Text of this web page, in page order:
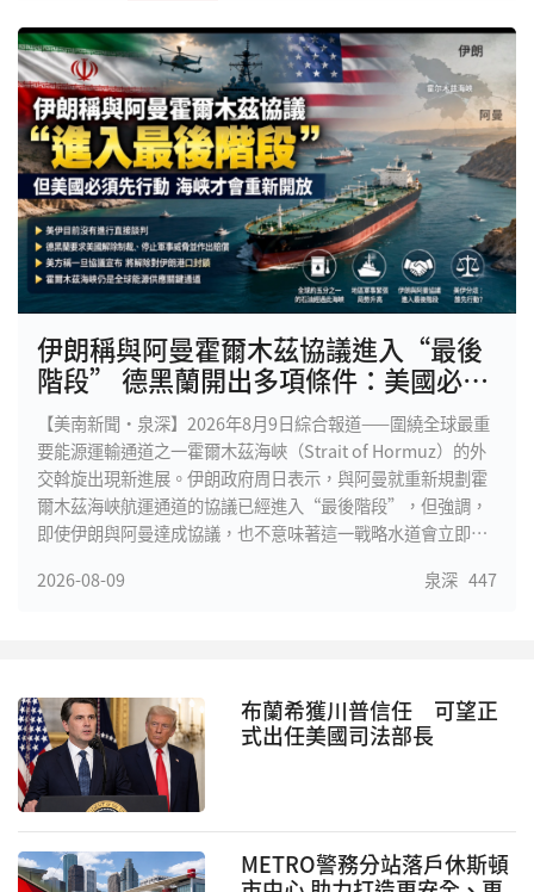
伊朗稱與阿曼霍爾木茲協議進入“最後
階段” 德黑蘭開出多項條件：美國必須
先行動 海峽才會重新開放
【美南新聞·泉深】2026年8月9日綜合報道——圍繞全球最重
要能源運輸通道之一霍爾木茲海峽（Strait of Hormuz）的外
交斡旋出現新進展。伊朗政府周日表示，與阿曼就重新規劃霍
爾木茲海峽航運通道的協議已經進入“最後階段”，但強調，
即使伊朗與阿曼達成協議，也不意味著這一戰略水道會立即全
解除對伊朗港口的封鎖和制裁、停止軍事威脅，並就此前針對
2026-08-09 泉深 447
布蘭希獲川普信任 可望正
式出任美國司法部長
METRO警務分站落戶休斯頓